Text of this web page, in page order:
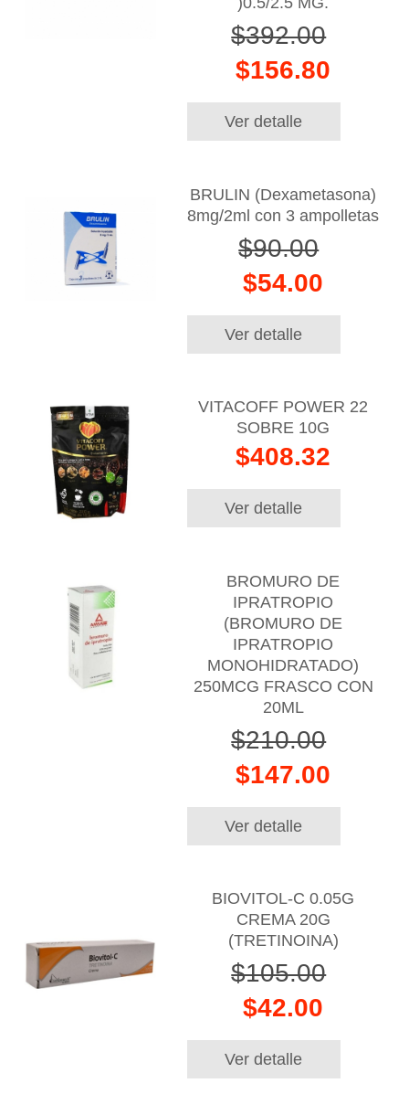
$392.00
$156.80
Ver detalle
BRULIN (Dexametasona)
8mg/2ml con 3 ampolletas
$90.00
$54.00
Ver detalle
VITACOFF POWER 22
SOBRE 10G
$408.32
Ver detalle
BROMURO DE
IPRATROPIO
(BROMURO DE
IPRATROPIO
MONOHIDRATADO)
250MCG FRASCO CON
20ML
$210.00
$147.00
Ver detalle
BIOVITOL-C 0.05G
CREMA 20G
(TRETINOINA)
$105.00
$42.00
Ver detalle